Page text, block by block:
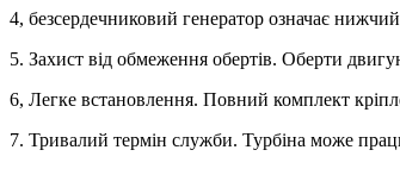
4, безсердечниковий генератор означає
5. Захист від обмеження обертів. Оберти
6, Легке встановлення. Повний комплект
7. Тривалий термін служби. Турбіна може